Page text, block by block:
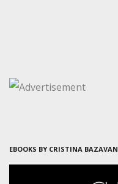
EBOOKS BY CRISTINA BAZAVAN